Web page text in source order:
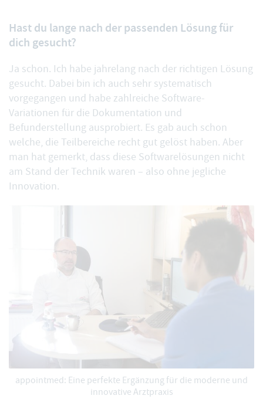
Hast du lange nach der passenden Lösung für
dich gesucht?
Ja schon. Ich habe jahrelang nach der richtigen Lösung
gesucht. Dabei bin ich auch sehr systematisch
vorgegangen und habe zahlreiche Software-
Variationen für die Dokumentation und
Befunderstellung ausprobiert. Es gab auch schon
welche, die Teilbereiche recht gut gelöst haben. Aber
man hat gemerkt, dass diese Softwarelösungen nicht
am Stand der Technik waren – also ohne jegliche
Innovation.
appointmed: Eine perfekte Ergänzung für die moderne und
innovative Arztpraxis